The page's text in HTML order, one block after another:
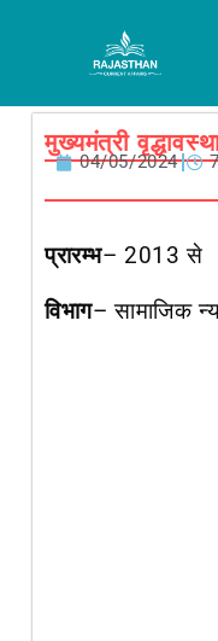
मुख्यमंत्री
04/05/2024
प्रारम्भ– 2013 से
विभाग–सामाजिक